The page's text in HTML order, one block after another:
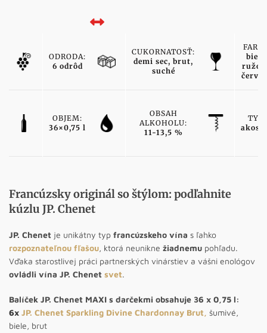
ODRODA:
6 odrôd
CUKORNATOSŤ:
demi sec, brut,
suché
biele,
OBJEM:
36×0,75 l
OBSAH
ALKOHOLU:
11-13,5 %
TYP:
Francúzsky originál so štýlom: podľahnite
kúzlu JP. Chenet
JP. Chenet je unikátny typ francúzskeho vína s ľahko
rozpoznateľnou fľašou, ktorá neunikne žiadnemu pohľadu.
Vďaka starostlivej práci partnerských vinárstiev a vášni enológov
ovládli vína JP. Chenet svet.
Balíček JP. Chenet MAXI s darčekmi obsahuje 36 x 0,75 l:
6x JP. Chenet Sparkling Divine Chardonnay Brut
šumivé,
biele, brut